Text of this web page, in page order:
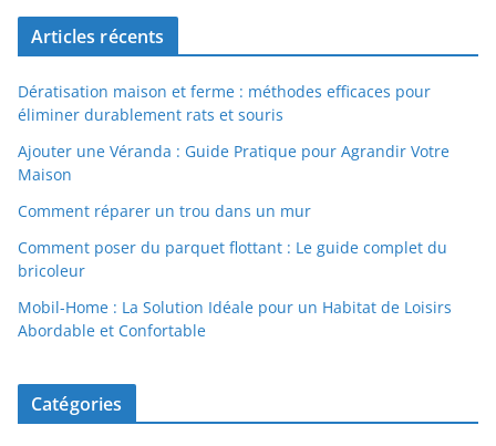
Articles récents
Dératisation maison et ferme : méthodes efficaces pour
éliminer durablement rats et souris
Ajouter une Véranda : Guide Pratique pour Agrandir Votre
Maison
Comment réparer un trou dans un mur
Comment poser du parquet flottant : Le guide complet du
bricoleur
Mobil-Home : La Solution Idéale pour un Habitat de Loisirs
Abordable et Confortable
Catégories